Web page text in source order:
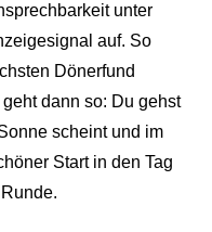
unter
auf. So
Dönerfund
dann so: Du gehst
scheint und im
Start in den Tag